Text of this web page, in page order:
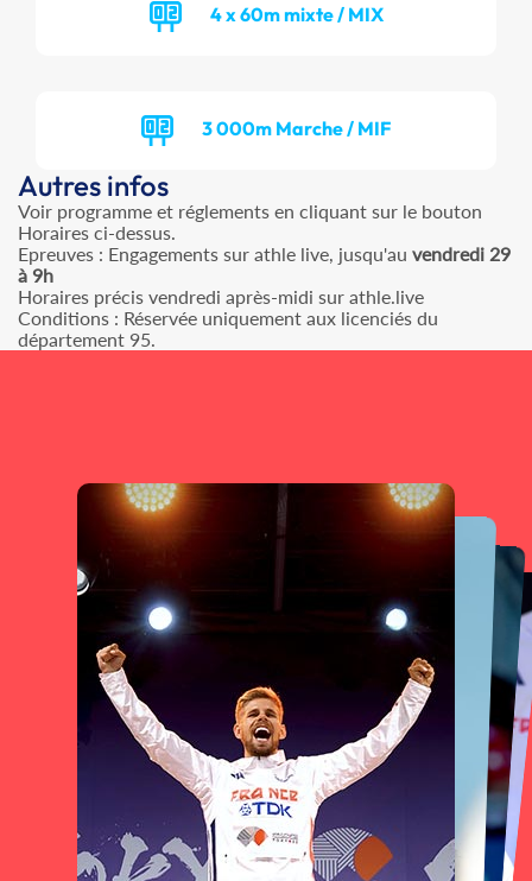
4 x 60m mixte / MIX
3 000m Marche / MIF
Autres infos
Voir programme et réglements en cliquant sur le bouton
Horaires ci-dessus.
Epreuves : Engagements sur athle live, jusqu'au vendredi 29
à 9h
Horaires précis vendredi après-midi sur athle.live
Conditions : Réservée uniquement aux licenciés du
département 95.